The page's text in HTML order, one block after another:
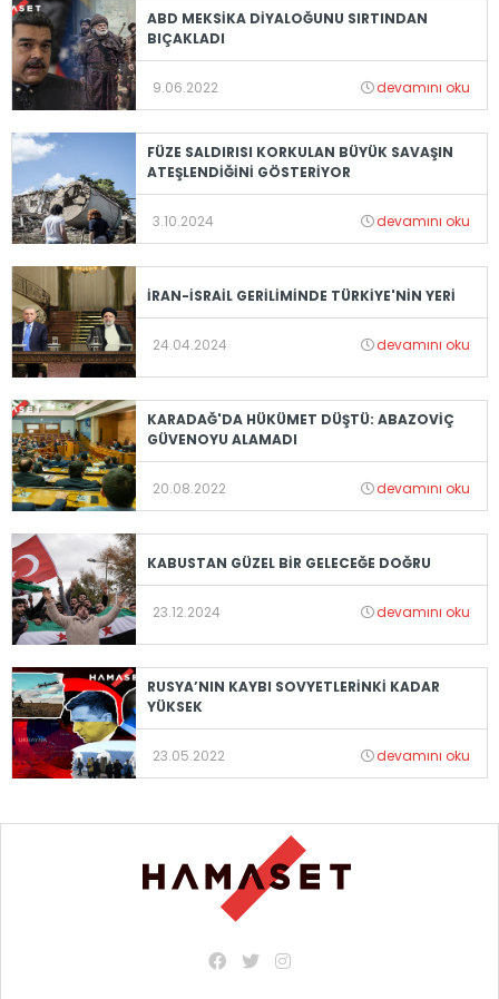
ABD MEKSİKA DİYALOĞUNU SIRTINDAN
BIÇAKLADI
9.06.2022 devamını oku
FÜZE SALDIRISI KORKULAN BÜYÜK SAVAŞIN
ATEŞLENDİĞİNİ GÖSTERİYOR
3.10.2024 devamını oku
İRAN-İSRAİL GERİLİMİNDE TÜRKİYE'NİN YERİ
24.04.2024 devamını oku
KARADAĞ'DA HÜKÜMET DÜŞTÜ: ABAZOVİÇ
GÜVENOYU ALAMADI
20.08.2022 devamını oku
KABUSTAN GÜZEL BİR GELECEĞE DOĞRU
23.12.2024 devamını oku
RUSYA’NIN KAYBI SOVYETLERİNKİ KADAR
YÜKSEK
23.05.2022 devamını oku